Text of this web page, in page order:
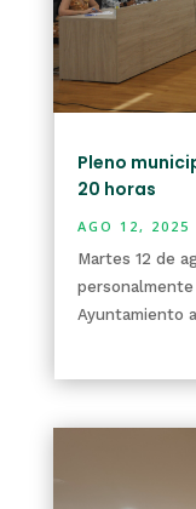
Pleno
20 horas
AGO 12, 2025
Martes 12 de
Ayuntamiento